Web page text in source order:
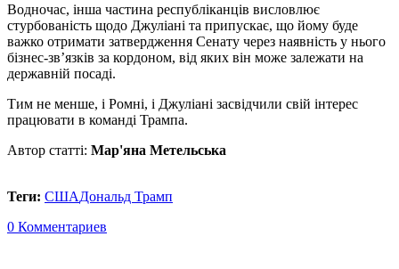
Водночас, інша частина республіканців висловлює
стурбованість щодо Джуліані та припускає, що йому буде
важко отримати затвердження Сенату через наявність у нього
бізнес-зв’язків за кордоном, від яких він може залежати на
державній посаді.
Тим не менше, і Ромні, і Джуліані засвідчили свій інтерес
працювати в команді Трампа.
Автор статті: Мар'яна Метельська
Теги: СШАДональд Трамп
0 Комментариев